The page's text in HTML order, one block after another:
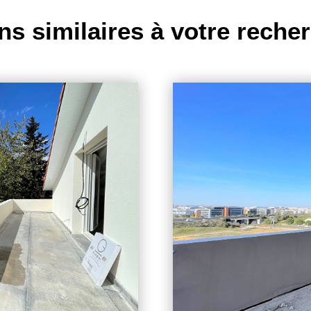
similaires à votre